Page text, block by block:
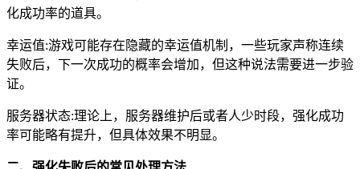
化成功率的道具。
幸运值:游戏可能存在隐藏的幸运值机制，一些玩家声称连续
失败后，下一次成功的概率会增加，但这种说法需要进一步验
证。
服务器状态:理论上，服务器维护后或者人少时段，强化成功
率可能略有提升，但具体效果不明显。